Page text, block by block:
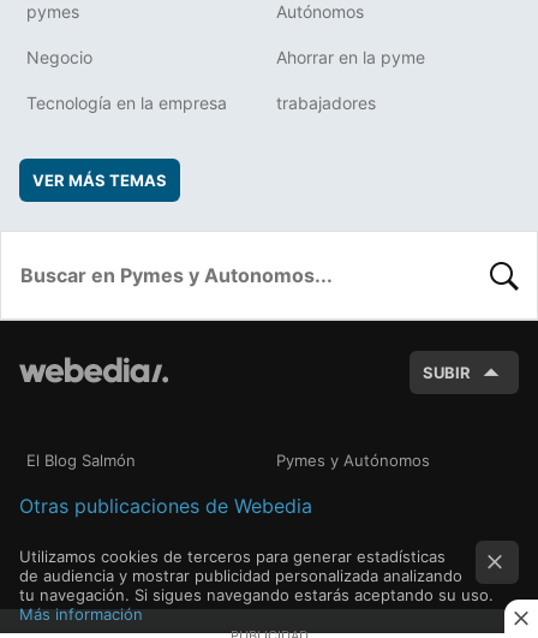
pymes Autónomos
Negocio Ahorrar en la pyme
Tecnología en la empresa trabajadores
VER MÁS TEMAS
SUBIR
El Blog Salmón Pymes y Autónomos
Otras publicaciones de Webedia
Utilizamos cookies de terceros para generar estadísticas
de audiencia y mostrar publicidad personalizada analizando
tu navegación. Si sigues navegando estarás aceptando su uso.
Más información